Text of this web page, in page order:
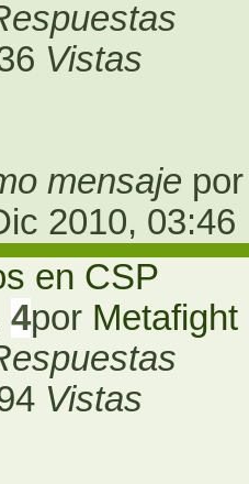
Vistas
mensaje
2010, 03:46
en CSP
4por Metafight
Vistas